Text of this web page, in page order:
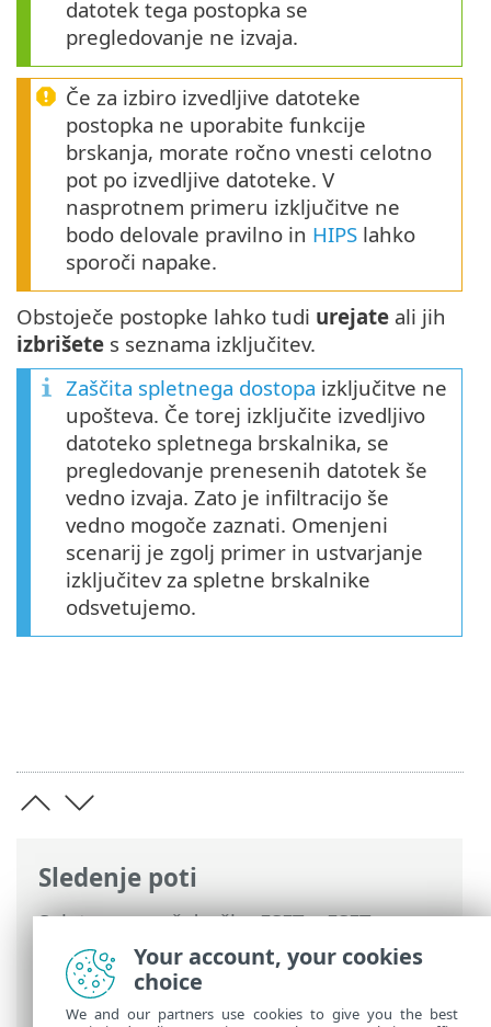
Sledenje poti
Spletna pomoč družbe ESET>ESET
Endpoint Antivirus>Napredne nastavitve
Zaščite >Sprotna zaščita datotečnega
sistema > Izključitve postopkov
datotek tega postopka se
pregledovanje ne izvaja.
Če za izbiro izvedljive datoteke
postopka ne uporabite funkcije
brskanja, morate ročno vnesti celotno
pot po izvedljive datoteke. V
nasprotnem primeru izključitve ne
bodo delovale pravilno in HIPS lahko
sporoči napake.
Obstoječe postopke lahko tudi urejate ali jih
izbrišete s seznama izključitev.
Zaščita spletnega dostopa izključitve ne
upošteva. Če torej izključite izvedljivo
datoteko spletnega brskalnika, se
pregledovanje prenesenih datotek še
vedno izvaja. Zato je infiltracijo še
vedno mogoče zaznati. Omenjeni
scenarij je zgolj primer in ustvarjanje
izključitev za spletne brskalnike
odsvetujemo.
Your account, your cookies
choice
We and our partners use cookies to give you the best